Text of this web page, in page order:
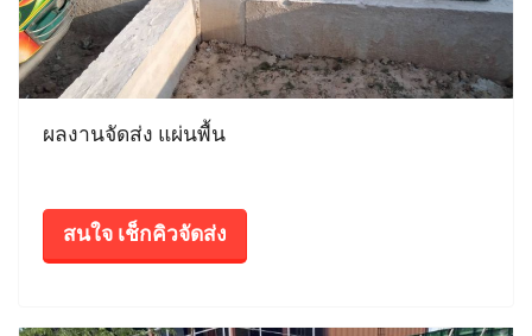
ผลงานจัดส่ง แผ่นพื้น
สนใจ เช็กคิวจัดส่ง